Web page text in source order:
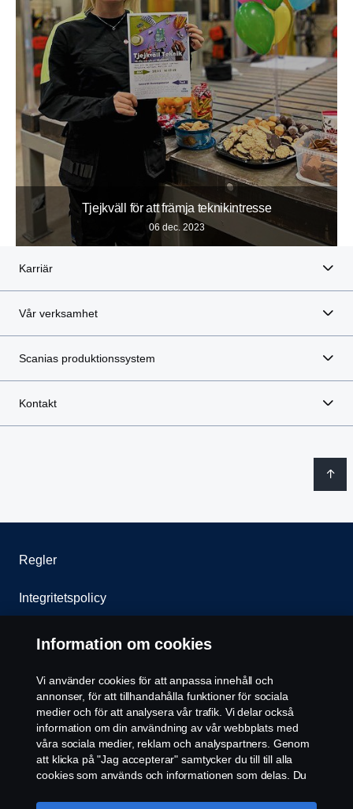
Tjejkväll för att främja teknikintresse
06 dec. 2023
Karriär
Vår verksamhet
Scanias produktionssystem
Kontakt
Regler
Integritetspolicy
Kontakta oss
Visselblåsning
Cookie policy
Inställningar för cookies
Information om cookies
Vi använder cookies för att anpassa innehåll och
annonser, för att tillhandahålla funktioner för sociala
medier och för att analysera vår trafik. Vi delar också
information om din användning av vår webbplats med
våra sociala medier, reklam och analyspartners. Genom
att klicka på "Jag accepterar" samtycker du till till alla
cookies som används och informationen som delas. Du